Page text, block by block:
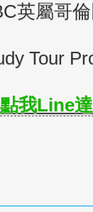
英屬哥
Tour
點我Line